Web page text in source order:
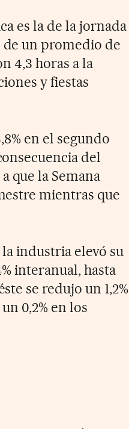
es la de la jornada
un promedio de
4,3 horas a la
y fiestas
en el segundo
del
que la Semana
mientras que
industria elevó su
interanual, hasta
se redujo un 1,2%
0,2% en los